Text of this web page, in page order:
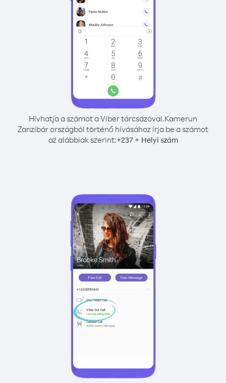
Hívhatja a számot a Viber tárcsázóval.Kamerun
Zanzibár országból történő hívásához írja be a számot
az alábbiak szerint:+237+ Helyi szám